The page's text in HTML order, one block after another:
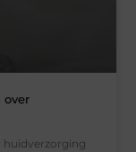
over
huidverzorging